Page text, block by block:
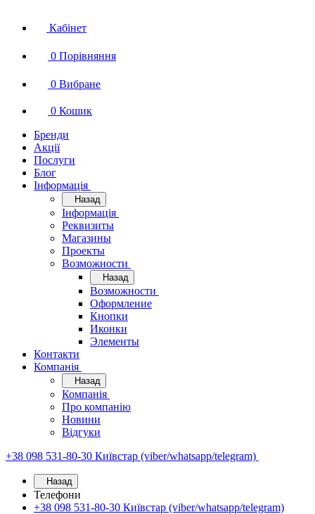
Кабінет
0 Порівняння
0 Вибране
0 Кошик
Бренди
Акції
Послуги
Блог
Інформація
Назад
Інформація
Реквизиты
Магазины
Проекты
Возможности
Назад
Возможности
Оформление
Кнопки
Иконки
Элементы
Контакти
Компанія
Назад
Компанія
Про компанію
Новини
Відгуки
+38 098 531-80-30 Київстар (viber/whatsapp/telegram)
Назад
Телефони
+38 098 531-80-30 Київстар (viber/whatsapp/telegram)